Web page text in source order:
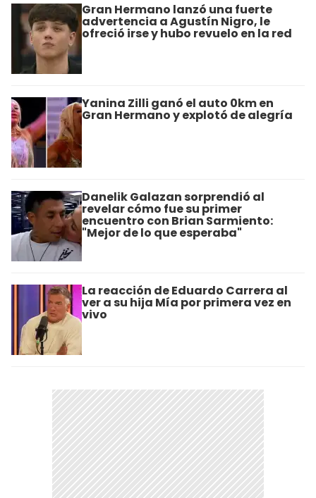
Gran Hermano lanzó una fuerte
advertencia a Agustín Nigro, le
ofreció irse y hubo revuelo en la red
Yanina Zilli ganó el auto 0km en
Gran Hermano y explotó de alegría
Danelik Galazan sorprendió al
revelar cómo fue su primer
encuentro con Brian Sarmiento:
"Mejor de lo que esperaba"
La reacción de Eduardo Carrera al
ver a su hija Mía por primera vez en
vivo